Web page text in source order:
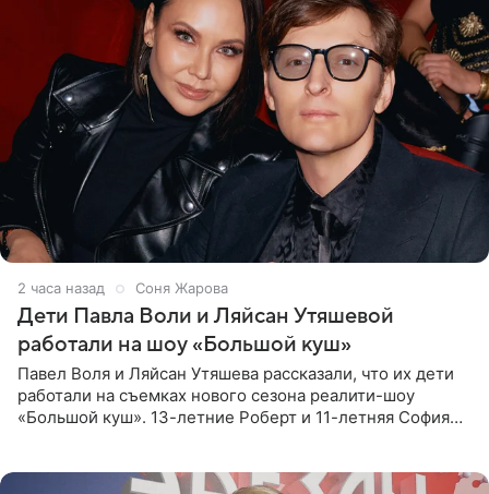
2 часа назад Соня Жарова
Дети Павла Воли и Ляйсан Утяшевой
работали на шоу «Большой куш»
Павел Воля и Ляйсан Утяшева рассказали, что их дети
работали на съемках нового сезона реалити-шоу
«Большой куш». 13-летние Роберт и 11-летняя София